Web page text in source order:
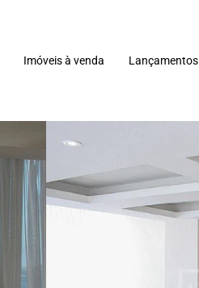
Imóveis à venda Lançamentos